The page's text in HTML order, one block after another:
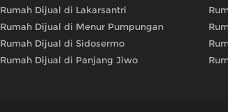
Rumah Dijual di Lakarsantri
Rumah Dijual di Menur Pumpungan
Rumah Dijual di Sidosermo
Rumah Dijual di Panjang Jiwo